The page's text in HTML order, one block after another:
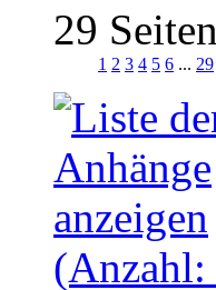
29 Seiten
1 2 3 4 5 6 ... 29